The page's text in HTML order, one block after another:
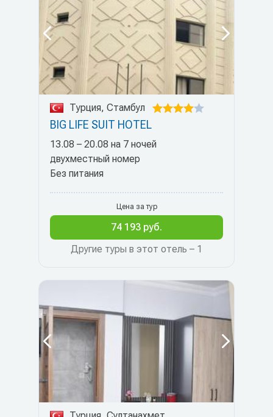
Турция, Стамбул
BIG LIFE SUIT HOTEL
13.08 – 20.08 на 7 ночей
двухместный номер
Без питания
Другие туры в этот отель – 1
Цена за тур
74 193 руб.